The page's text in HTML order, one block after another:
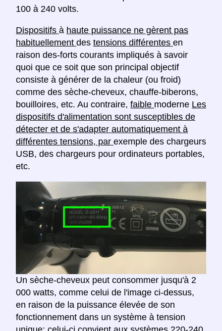
100 à 240 volts.
Dispositifs à haute puissance ne gèrent pas
habituellement des tensions différentes en
raison des-forts courants impliqués à savoir
quoi que ce soit que son principal objectif
consiste à générer de la chaleur (ou froid)
comme des sèche-cheveux, chauffe-biberons,
bouilloires, etc. Au contraire, faible moderne Les
dispositifs d'alimentation sont susceptibles de
détecter et de s'adapter automatiquement à
différentes tensions, par exemple des chargeurs
USB, des chargeurs pour ordinateurs portables,
etc.
Un sèche-cheveux peut consommer jusqu'à 2
000 watts, comme celui de l'image ci-dessus,
en raison de la puissance élevée de son
fonctionnement dans un système à tension